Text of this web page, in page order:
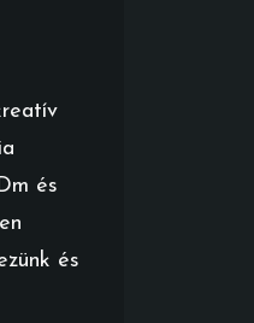
és
és